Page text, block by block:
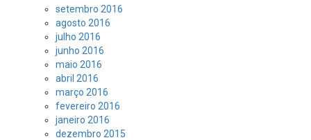
setembro 2016
agosto 2016
julho 2016
junho 2016
maio 2016
abril 2016
março 2016
fevereiro 2016
janeiro 2016
dezembro 2015